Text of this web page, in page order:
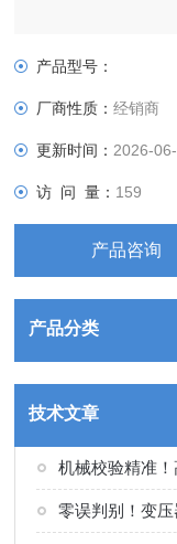
产品型号：
厂商性质：经销商
更新时间： 2026-
访 问 量： 159
产品咨询
产品分类
技术文章
机械校验精准
零误判别！变